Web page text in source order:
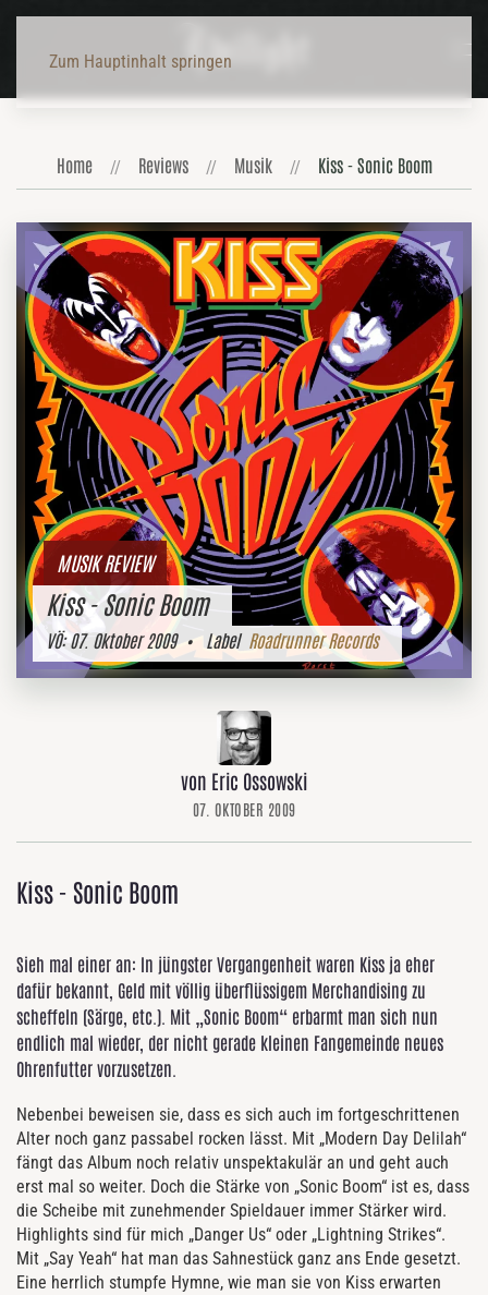
Zum Hauptinhalt springen
Home Reviews Musik Kiss - Sonic Boom
MUSIK REVIEW
Kiss - Sonic Boom
VÖ:07. Oktober 2009• Label Roadrunner Records
von Eric Ossowski
07. OKTOBER 2009
Kiss - Sonic Boom
Sieh mal einer an: In jüngster Vergangenheit waren Kiss ja eher
dafür bekannt, Geld mit völlig überflüssigem Merchandising zu
scheffeln (Särge, etc.). Mit „Sonic Boom“ erbarmt man sich nun
endlich mal wieder, der nicht gerade kleinen Fangemeinde neues
Ohrenfutter vorzusetzen.
Nebenbei beweisen sie, dass es sich auch im fortgeschrittenen
Alter noch ganz passabel rocken lässt. Mit „Modern Day Delilah“
fängt das Album noch relativ unspektakulär an und geht auch
erst mal so weiter. Doch die Stärke von „Sonic Boom“ ist es, dass
die Scheibe mit zunehmender Spieldauer immer Stärker wird.
Highlights sind für mich „Danger Us“ oder „Lightning Strikes“.
Mit „Say Yeah“ hat man das Sahnestück ganz ans Ende gesetzt.
Eine herrlich stumpfe Hymne, wie man sie von Kiss erwarten